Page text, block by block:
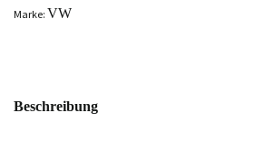
Marke: VW
Beschreibung